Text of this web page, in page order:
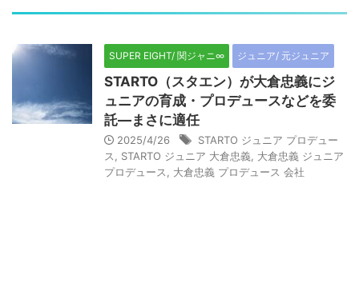
SUPER EIGHT/ 関ジャニ∞ ジュニア/ 元ジュニア
STARTO（スタエン）が大倉忠義にジ
ュニアの育成・プロデュースなどを委
託―まさに適任
2025/4/26
STARTO ジュニア プロデュー
ス
STARTO ジュニア 大倉忠義
大倉忠義 ジュニア
プロデュース
大倉忠義 プロデュース 会社